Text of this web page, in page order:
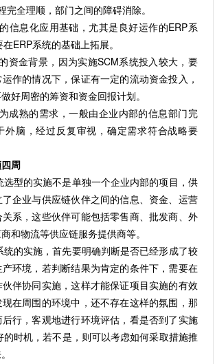
完全理顺，部门之间的障碍消除。
的信息化应用基础，尤其是良好运作的ERP系
ERP系统的基础上拓展。
资金背景，因为实施SCM系统投入较大，要
作的情况下，保证有一定的流动资金投入，
好周密的筹资和资金回报计划。
为成熟的需求，一般由企业内部的信息部门完
外脑，经过反复审视，确定需求符合战略要
周
选型的实施不是单独一个企业内部的项目，供
企业与供应链伙伴之间的信息、资金、运营
系，这些伙伴可能包括零售商、批发商、外
和物流等供应链服务提供商等。
统的实施，首先要明确判断是否已经形成了较
环境，若判断结果为肯定的条件下，需要在
伴协同实施，这样才能保证项目实施的有效
在周围的环境中，还不存在这样的氛围，那
行，客观地进行环境评估，看是否到了实施
时机，若不是，则可以考虑如何采取措施推